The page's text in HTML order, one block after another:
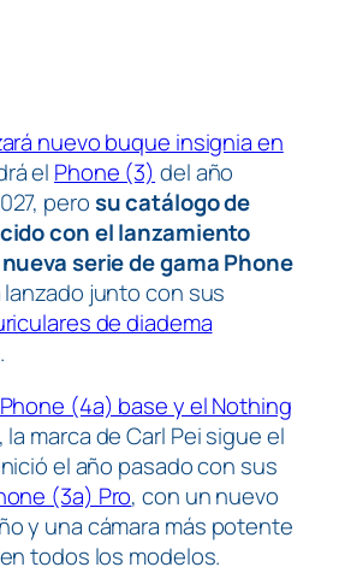
nuevo buque insignia en
el Phone (3) del año
perosu catálogo de
con el lanzamiento
serie de gama Phone
lanzado junto con sus
de diadema
.
(4a) base y el Nothing
, la marca de Carl Pei sigue el
el año pasado con sus
(3a) Pro, con un nuevo
y una cámara más potente
todos los modelos.